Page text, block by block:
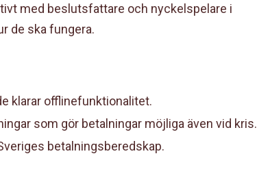
med beslutsfattare och nyckelspelare i
de ska fungera.
klarar offlinefunktionalitet.
som gör betalningar möjliga även vid kris.
betalningsberedskap.